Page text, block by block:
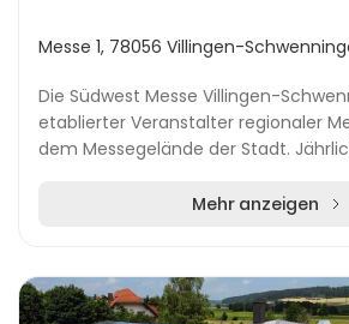
Messe 1, 78056 Villingen-
Die Südwest Messe Villingen-
etablierter Veranstalter regionaler
dem Messegelände der Stadt.
Mehr anzeigen